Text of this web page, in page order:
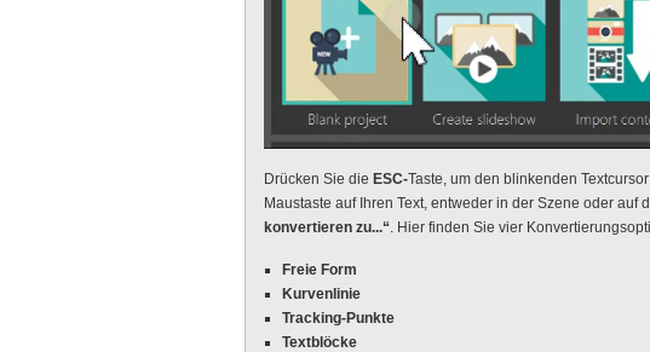
Drücken Sie die ESC-Taste, um den blinkenden
Maustaste auf Ihren Text, entweder in der Szene oder auf
konvertieren zu...“ . Hier finden Sie vier
Freie Form
Kurvenlinie
Tracking-Punkte
Textblöcke